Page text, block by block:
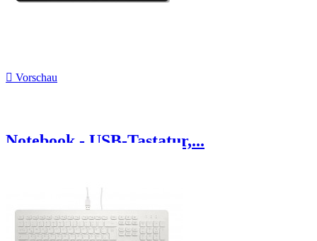
 Vorschau
Notebook - USB-Tastatur,...